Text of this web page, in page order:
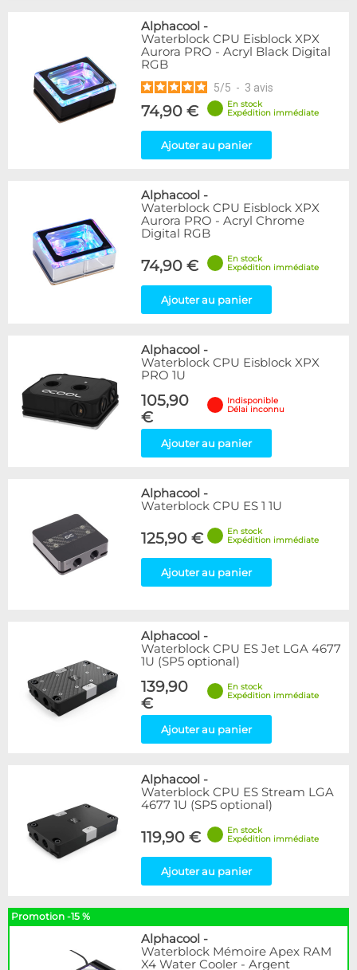
Alphacool -
Waterblock CPU Eisblock XPX
Aurora PRO - Acryl Black Digital
RGB
5/5 - 3 avis
74,90 €
En stock
Expédition immédiate
Ajouter au panier
Alphacool -
Waterblock CPU Eisblock XPX
Aurora PRO - Acryl Chrome
Digital RGB
74,90 €
En stock
Expédition immédiate
Ajouter au panier
Alphacool -
Waterblock CPU Eisblock XPX
PRO 1U
105,90
€
Indisponible
Délai inconnu
Ajouter au panier
Alphacool -
Waterblock CPU ES 1 1U
125,90 €
En stock
Expédition immédiate
Ajouter au panier
Alphacool -
Waterblock CPU ES Jet LGA 4677
1U (SP5 optional)
139,90
€
En stock
Expédition immédiate
Ajouter au panier
Alphacool -
Waterblock CPU ES Stream LGA
4677 1U (SP5 optional)
119,90 €
En stock
Expédition immédiate
Ajouter au panier
Promotion -15 %
Alphacool -
Waterblock Mémoire Apex RAM
X4 Water Cooler - Argent